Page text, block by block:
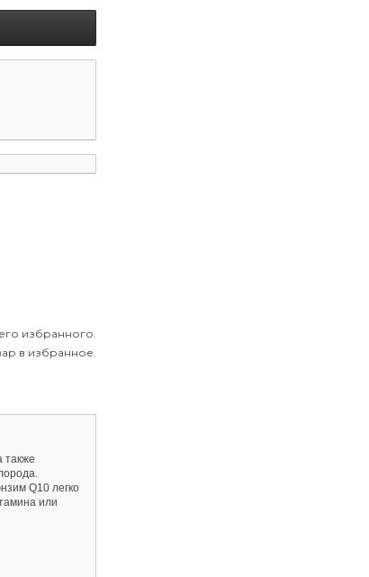
избранного.
в избранное.
также
Q10 легко
или